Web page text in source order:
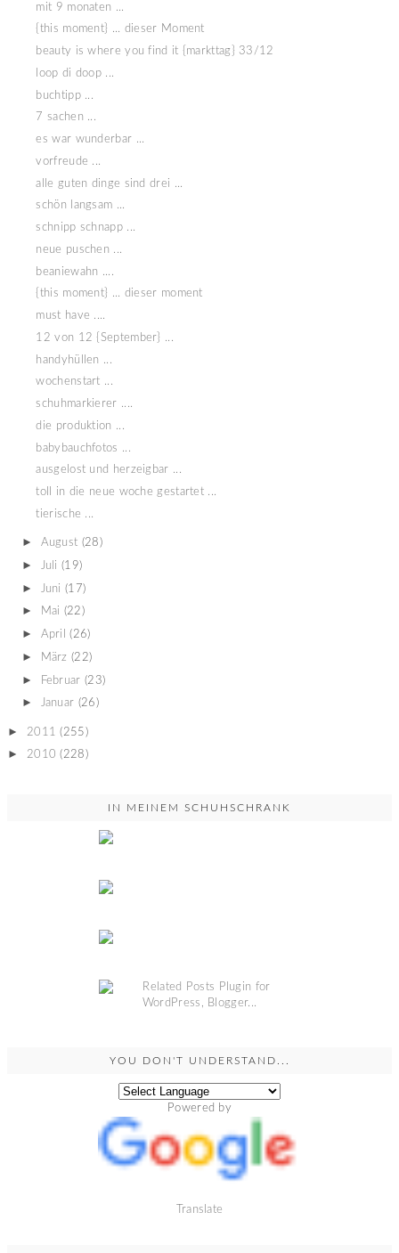
mit 9 monaten ...
{this moment} ... dieser Moment
beauty is where you find it {markttag} 33/12
loop di doop ...
buchtipp ...
7 sachen ...
es war wunderbar ...
vorfreude ...
alle guten dinge sind drei ...
schön langsam ...
schnipp schnapp ...
neue puschen ...
beaniewahn ....
{this moment} ... dieser moment
must have ....
12 von 12 {September} ...
handyhüllen ...
wochenstart ...
schuhmarkierer ....
die produktion ...
babybauchfotos ...
ausgelost und herzeigbar ...
toll in die neue woche gestartet ...
tierische ...
► August (28)
► Juli (19)
► Juni (17)
► Mai (22)
► April (26)
► März (22)
► Februar (23)
► Januar (26)
► 2011 (255)
► 2010 (228)
IN MEINEM SCHUHSCHRANK
YOU DON'T UNDERSTAND...
Powered by
Translate